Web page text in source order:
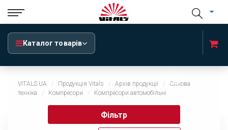
Каталог товарів
VITALS.UA Продукція Vitals Архів продукції
Силова
техніка
Компресори Компресори автомобільні
x
Фільтр